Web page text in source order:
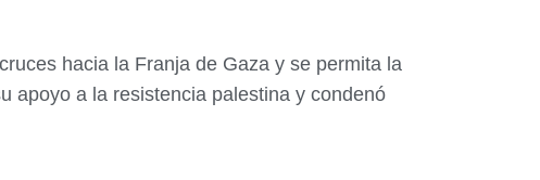
hacia la Franja de Gaza y se permita la
apoyo a la resistencia palestina y condenó